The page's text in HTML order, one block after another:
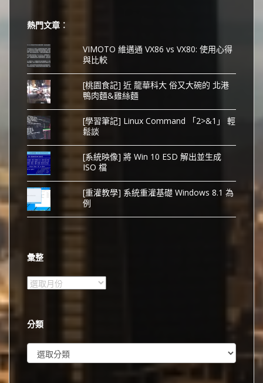
熱門文章︰
VIMOTO 維邁通 VX86 vs VX80: 使用心得
與比較
[桃園食記] 近 龍華科大 俗又大碗的 北港
鴨肉麵&雞絲麵
[學習筆記] Linux Command 「2>&1」 輕
鬆談
[系統映像] 將 Win 10 ESD 解出並生成
ISO 檔
[重灌教學] 系統重灌基礎 Windows 8.1 為
例
彙整
彙
分類
類